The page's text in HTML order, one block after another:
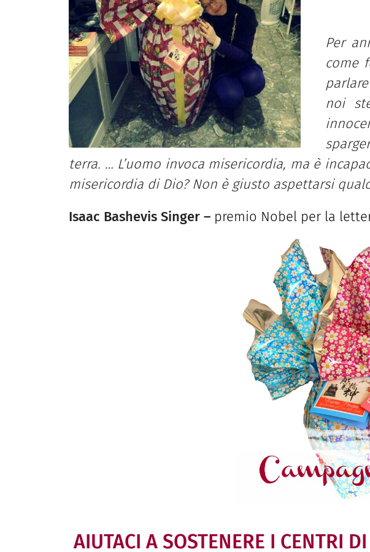
Per
come
noi
terra. … L’uomo invoca misericordia, ma è
misericordia di Dio? Non è giusto aspettarsi
Isaac Bashevis Singer – premio Nobel per la
AIUTACI A SOSTENERE I CENTRI DI